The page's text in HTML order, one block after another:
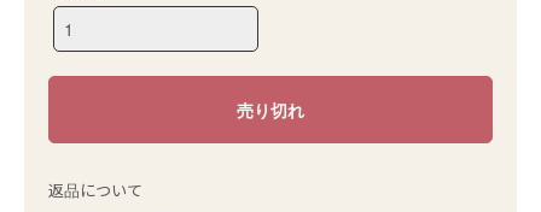
返品について